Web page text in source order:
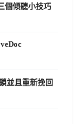
個傾聽小技巧
並且重新挽回